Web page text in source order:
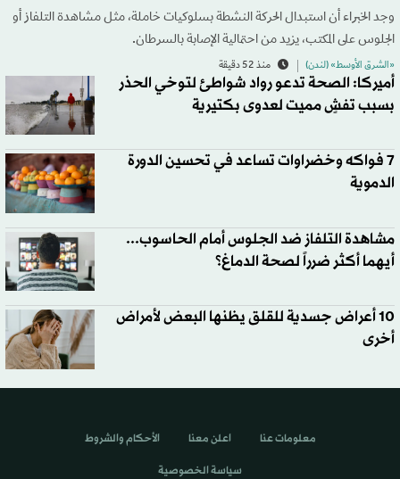
وجد الخبراء أن استبدال الحركة النشطة بسلوكيات خاملة، مثل مشاهدة التلفاز أو
الجلوس على المكتب، يزيد من احتمالية الإصابة بالسرطان.
«الشرق الأوسط» (لندن) منذ 52 دقيقة
أميركا: الصحة تدعو رواد شواطئ لتوخي الحذر
بسبب تفشٍ مميت لعدوى بكتيرية
7 فواكه وخضراوات تساعد في تحسين الدورة
الدموية
مشاهدة التلفاز ضد الجلوس أمام الحاسوب...
أيهما أكثر ضرراً لصحة الدماغ؟
10 أعراض جسدية للقلق يظنها البعض لأمراض
أخرى
معلومات عنا اعلن معنا الأحكام والشروط
سياسة الخصوصية